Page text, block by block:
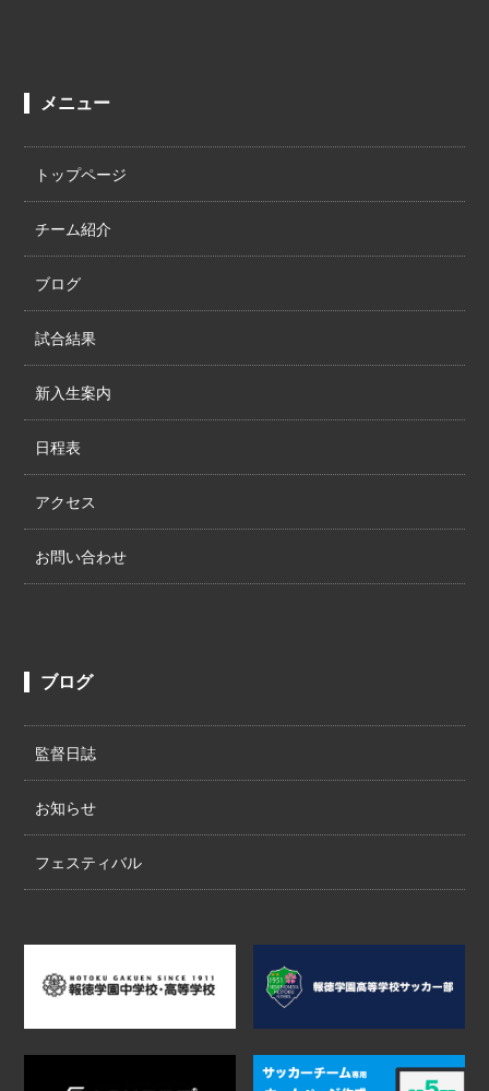
メニュー
トップページ
チーム紹介
ブログ
試合結果
新入生案内
日程表
アクセス
お問い合わせ
ブログ
監督日誌
お知らせ
フェスティバル